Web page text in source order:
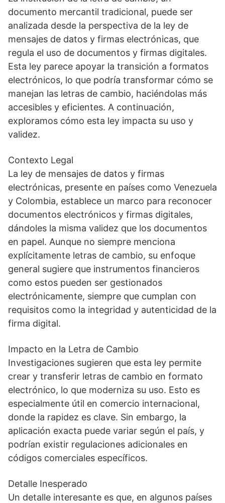
documento mercantil tradicional, puede ser
analizada desde la perspectiva de la ley de
mensajes de datos y firmas electrónicas, que
regula el uso de documentos y firmas digitales.
Esta ley parece apoyar la transición a formatos
electrónicos, lo que podría transformar cómo se
manejan las letras de cambio, haciéndolas más
accesibles y eficientes. A continuación,
exploramos cómo esta ley impacta su uso y
validez.
Contexto Legal
La ley de mensajes de datos y firmas
electrónicas, presente en países como Venezuela
y Colombia, establece un marco para reconocer
documentos electrónicos y firmas digitales,
dándoles la misma validez que los documentos
en papel. Aunque no siempre menciona
explícitamente letras de cambio, su enfoque
general sugiere que instrumentos financieros
como estos pueden ser gestionados
electrónicamente, siempre que cumplan con
requisitos como la integridad y autenticidad de la
firma digital.
Impacto en la Letra de Cambio
Investigaciones sugieren que esta ley permite
crear y transferir letras de cambio en formato
electrónico, lo que moderniza su uso. Esto es
especialmente útil en comercio internacional,
donde la rapidez es clave. Sin embargo, la
aplicación exacta puede variar según el país, y
podrían existir regulaciones adicionales en
códigos comerciales específicos.
Detalle Inesperado
Un detalle interesante es que, en algunos países